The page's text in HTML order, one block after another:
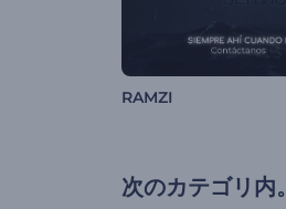
RAMZI
次のカテゴリ内。